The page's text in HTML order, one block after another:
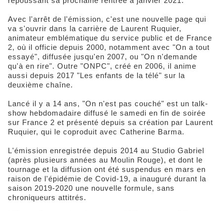
Avec l'arrêt de l'émission, c'est une nouvelle page qui
va s'ouvrir dans la carrière de Laurent Ruquier,
animateur emblématique du service public et de France
2, où il officie depuis 2000, notamment avec "On a tout
essayé", diffusée jusqu'en 2007, ou "On n'demande
qu'à en rire". Outre "ONPC", créé en 2006, il anime
aussi depuis 2017 "Les enfants de la télé" sur la
deuxième chaîne.
Lancé il y a 14 ans, "On n'est pas couché" est un talk-
show hebdomadaire diffusé le samedi en fin de soirée
sur France 2 et présenté depuis sa création par Laurent
Ruquier, qui le coproduit avec Catherine Barma.
L'émission enregistrée depuis 2014 au Studio Gabriel
(après plusieurs années au Moulin Rouge), et dont le
tournage et la diffusion ont été suspendus en mars en
raison de l'épidémie de Covid-19, a inauguré durant la
saison 2019-2020 une nouvelle formule, sans
chroniqueurs attitrés.